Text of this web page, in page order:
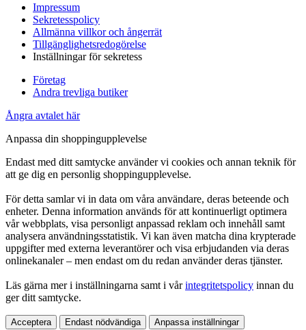
Impressum
Sekretesspolicy
Allmänna villkor och ångerrät
Tillgänglighetsredogörelse
Inställningar för sekretess
Företag
Andra trevliga butiker
Ångra avtalet här
Anpassa din shoppingupplevelse
Endast med ditt samtycke använder vi cookies och annan teknik för
att ge dig en personlig shoppingupplevelse.
För detta samlar vi in data om våra användare, deras beteende och
enheter. Denna information används för att kontinuerligt optimera
vår webbplats, visa personligt anpassad reklam och innehåll samt
analysera användningsstatistik. Vi kan även matcha dina krypterade
uppgifter med externa leverantörer och visa erbjudanden via deras
onlinekanaler – men endast om du redan använder deras tjänster.
Läs gärna mer i inställningarna samt i vårintegritetspolicy innan du
ger ditt samtycke.
Acceptera Endast nödvändiga Anpassa inställningar